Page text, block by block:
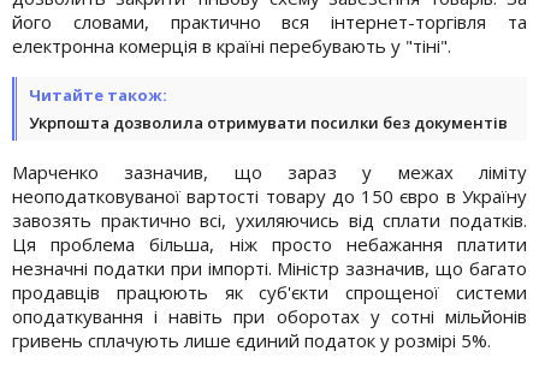
його словами, практично вся інтернет-торгівля та
електронна комерція в країні перебувають у "тіні".
Читайте також:
Укрпошта дозволила отримувати посилки без документів
Марченко зазначив, що зараз у межах ліміту
неоподатковуваної вартості товару до 150 євро в Україну
завозять практично всі, ухиляючись від сплати податків.
Ця проблема більша, ніж просто небажання платити
незначні податки при імпорті. Міністр зазначив, що багато
продавців працюють як суб'єкти спрощеної системи
оподаткування і навіть при оборотах у сотні мільйонів
гривень сплачують лише єдиний податок у розмірі 5%.